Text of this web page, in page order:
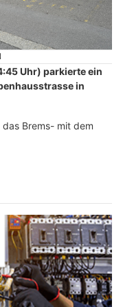
Uhr) parkierte ein
in
Brems- mit dem